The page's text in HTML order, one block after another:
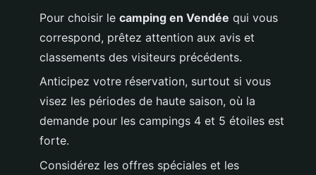
Pour choisir le camping en Vendée qui vous
correspond, prêtez attention aux avis et
classements des visiteurs précédents.
Anticipez votre réservation, surtout si vous
visez les périodes de haute saison, où la
demande pour les campings 4 et 5 étoiles est
forte.
Considérez les offres spéciales et les